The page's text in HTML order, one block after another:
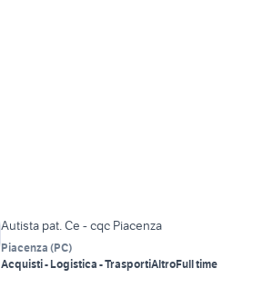
Autista pat. Ce - cqc Piacenza
Piacenza (PC)
Acquisti - Logistica - TrasportiAltroFull time